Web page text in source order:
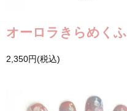
オーロラきらめく
2,350円(税込)